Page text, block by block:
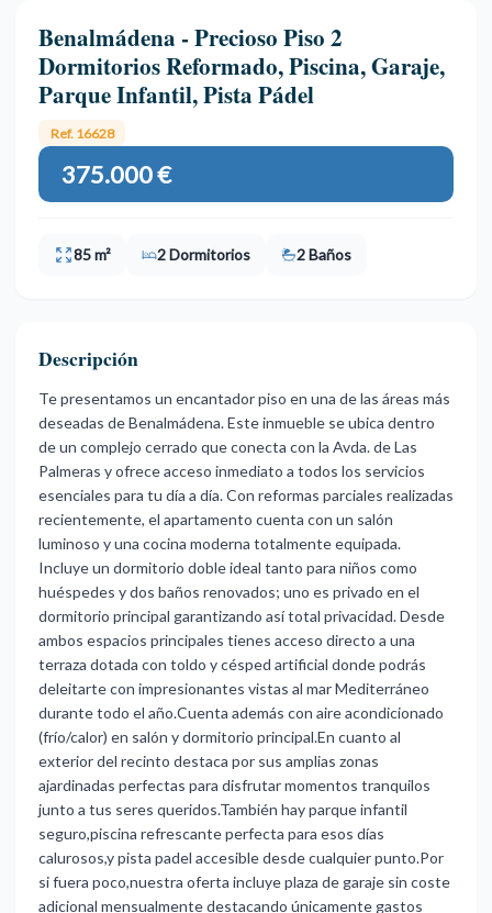
Benalmádena - Precioso Piso 2
Dormitorios Reformado, Piscina, Garaje,
Parque Infantil, Pista Pádel
Ref. 16628
375.000 €
85 m² 2 Dormitorios 2 Baños
Descripción
Te presentamos un encantador piso en una de las áreas más
deseadas de Benalmádena. Este inmueble se ubica dentro
de un complejo cerrado que conecta con la Avda. de Las
Palmeras y ofrece acceso inmediato a todos los servicios
esenciales para tu día a día. Con reformas parciales realizadas
recientemente, el apartamento cuenta con un salón
luminoso y una cocina moderna totalmente equipada.
Incluye un dormitorio doble ideal tanto para niños como
huéspedes y dos baños renovados; uno es privado en el
dormitorio principal garantizando así total privacidad. Desde
ambos espacios principales tienes acceso directo a una
terraza dotada con toldo y césped artificial donde podrás
deleitarte con impresionantes vistas al mar Mediterráneo
durante todo el año.Cuenta además con aire acondicionado
(frío/calor) en salón y dormitorio principal.En cuanto al
exterior del recinto destaca por sus amplias zonas
ajardinadas perfectas para disfrutar momentos tranquilos
junto a tus seres queridos.También hay parque infantil
seguro,piscina refrescante perfecta para esos días
calurosos,y pista padel accesible desde cualquier punto.Por
si fuera poco,nuestra oferta incluye plaza de garaje sin coste
adicional mensualmente destacando únicamente gastos